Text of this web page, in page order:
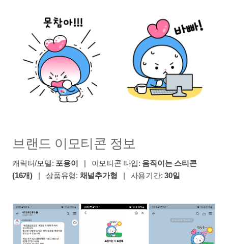
브랜드 이모티콘 정보
캐릭터/모델: 포용이 | 이모티콘 타입: 움직이는 스티콘
(16개)| 상품유형: 채널추가형 | 사용기간: 30일